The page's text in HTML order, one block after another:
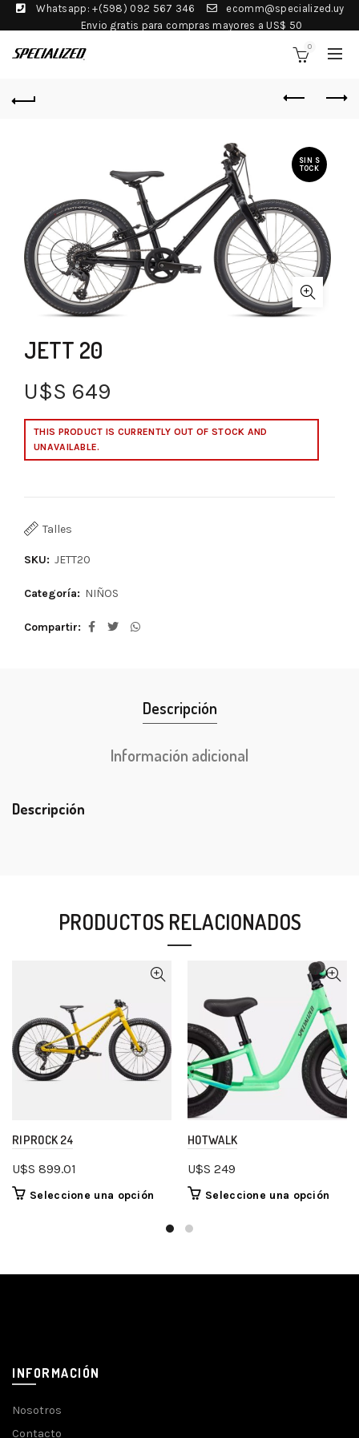
Whatsapp: +(598) 092 567 346
ecomm@specialized.uy
Envio gratis para compras mayores a US$ 50
0
SIN S
TOCK
JETT 20
U$S 649
THIS PRODUCT IS CURRENTLY OUT OF STOCK AND
UNAVAILABLE.
Talles
SKU: JETT20
Categoría: NIÑOS
Compartir
Descripción
Información adicional
Descripción
PRODUCTOS RELACIONADOS
RIPROCK 24
U$S 899.01
Seleccione una opción
HOTWALK
U$S 249
Seleccione una opción
INFORMACIÓN
Nosotros
Contacto